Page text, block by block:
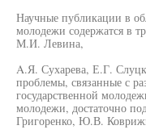
Научные публикации в
молодежи содержатся в
М.И. Левина,
A.Я. Сухарева, Е.Г.
проблемы, связанные с
государственной
молодежи, достаточно
Григоренко, Ю.В.